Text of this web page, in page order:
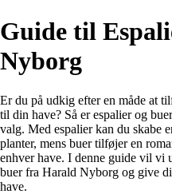
Guide til
Nyborg
Er du på udkig efter en måde at
til din have? Så er espalier og
valg. Med espalier kan du skabe
planter, mens buer tilføjer en
enhver have. I denne guide vil vi
buer fra Harald Nyborg og give
have.